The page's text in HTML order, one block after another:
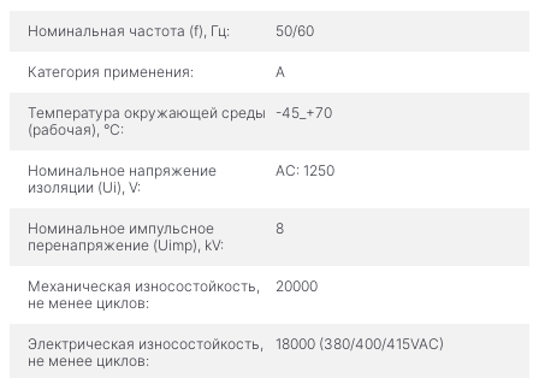
Номинальная частота (f), Гц: 50/60
Категория применения: A
Температура окружающей среды
(рабочая), °С:
-45_+70
Номинальное напряжение
изоляции (Ui), V:
AC: 1250
Номинальное импульсное
перенапряжение (Uimp), kV:
8
Механическая износостойкость,
не менее циклов:
20000
Электрическая износостойкость,
не менее циклов:
18000 (380/400/415VAC)